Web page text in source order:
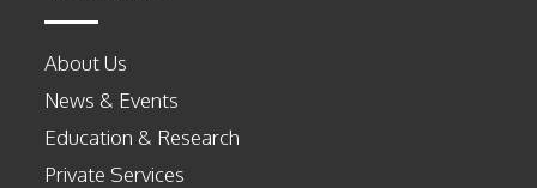
About Us
News & Events
Education & Research
Private Services